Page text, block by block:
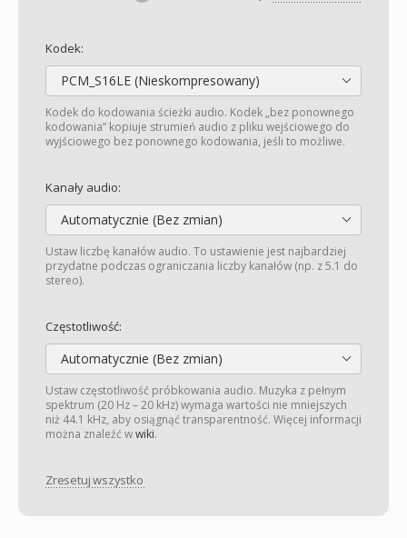
Kodek:
PCM_S16LE (Nieskompresowany)
Kodek do kodowania ścieżki audio. Kodek „bez ponownego
kodowania” kopiuje strumień audio z pliku wejściowego do
wyjściowego bez ponownego kodowania, jeśli to możliwe.
Kanały audio:
Automatycznie (Bez zmian)
Ustaw liczbę kanałów audio. To ustawienie jest najbardziej
przydatne podczas ograniczania liczby kanałów (np. z 5.1 do
stereo).
Częstotliwość:
Automatycznie (Bez zmian)
Ustaw częstotliwość próbkowania audio. Muzyka z pełnym
spektrum (20 Hz – 20 kHz) wymaga wartości nie mniejszych
niż 44.1 kHz, aby osiągnąć transparentność. Więcej informacji
można znaleźć wwiki.
Zresetuj wszystko